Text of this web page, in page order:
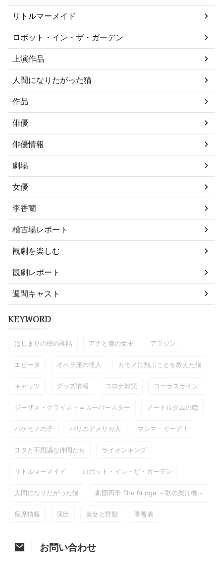
リトルマーメイド
ロボット・イン・ザ・ガーデン
上演作品
人間になりたがった猫
作品
俳優
俳優情報
劇場
女優
李香蘭
稽古場レポート
観劇を楽しむ
観劇レポート
週間キャスト
KEYWORD
はじまりの樹の神話 アナと雪の女王 アラジン
エビータ オペラ座の怪人 カモメに飛ぶことを教えた猫
キャッツ グッズ情報 コロナ対策 コーラスライン
ジーザス・クライスト＝スーパースター ノートルダムの鐘
バケモノの子 パリのアメリカ人 マンマ・ミーア！
ユタと不思議な仲間たち ライオンキング
リトルマーメイド ロボット・イン・ザ・ガーデン
人間になりたがった猫 劇団四季 The Bridge ～歌の架け橋～
座席情報 演出 美女と野獣 香盤表
お問い合わせ